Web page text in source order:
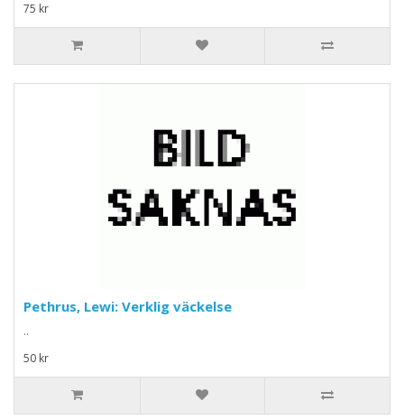
75 kr
Pethrus, Lewi: Verklig väckelse
..
50 kr